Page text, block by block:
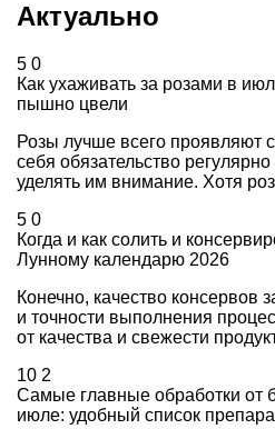
Актуально
5 0
Как ухаживать за розами в
пышно цвели
Розы лучше всего проявляют
себя обязательство
уделять им внимание. Хотя
5 0
Когда и как солить и
Лунному календарю 2026
Конечно, качество консервов
и точности выполнения
от качества и свежести
10 2
Самые главные обработки от
июле: удобный список